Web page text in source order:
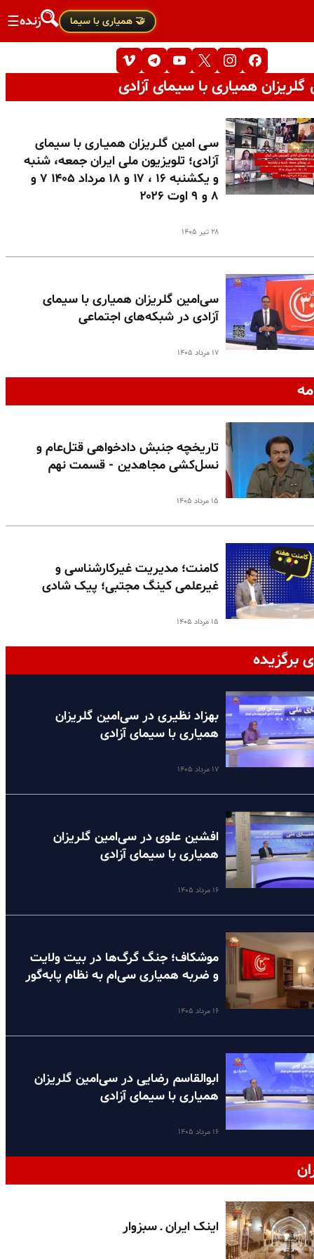
🤝 همیاری با سیما زنده☰
همیاری با سیمای آزادی
سـی امین گلـریزان همیـاری با سیمای
آزادی؛ تلویزیون ملی ایران جمعه، شنبه
و یکشنبه ۱۶ ، ۱۷ و ۱۸ مرداد ۱۴۰۵ ۷ و
۸ و ۹ اوت ۲۰۲۶
۲۸ تیر ۱۴۰۵
سی‌امین گلریزان همیاری با سیمای
آزادی در شبکه‌های اجتماعی
۱۷ مرداد ۱۴۰۵
تاریخچه جنبش دادخواهی قتل‌عام و
نسل‌کشی مجاهدین - قسمت نهم
۱۵ مرداد ۱۴۰۵
کامنت؛ مدیریت غیرکارشناسی و
غیرعلمی کینگ مجتبی؛ پیک شادی
۱۵ مرداد ۱۴۰۵
برگزیده
بهزاد نظیری در سی‌امین گلریزان
همیاری با سیمای آزادی
۱۷ مرداد ۱۴۰۵
افشین علوی در سی‌امین گلریزان
همیاری با سیمای آزادی
۱۶ مرداد ۱۴۰۵
موشکاف؛ جنگ گرگ‌ها در بیت ولایت
و ضربه همیاری سی‌ام به نظام پا‌به‌گور
۱۶ مرداد ۱۴۰۵
ابوالقاسم رضایی در سی‌امین گلریزان
همیاری با سیمای آزادی
۱۶ مرداد ۱۴۰۵
اینک ایران ـ سبزوار